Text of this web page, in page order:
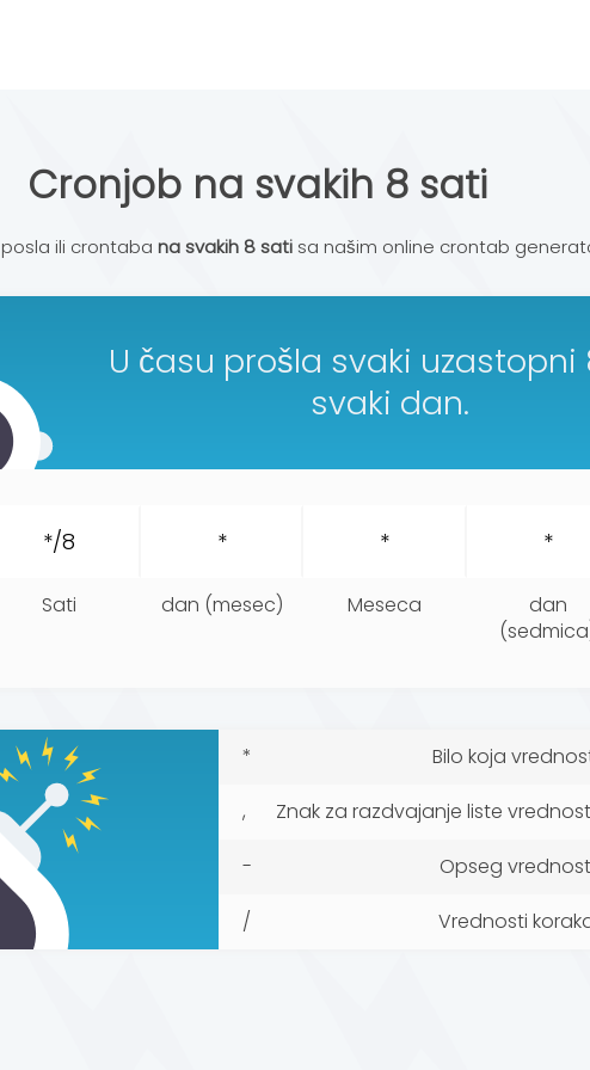
Cronjob na svakih 8 sati
ili crontaba na svakih 8 satisa našim online crontab
U času prošla svaki uzastopni
svaki dan.
Sati dan (mesec) Meseca
dan
*
Bilo koja
,
Znak za razdvajanje liste
-
Opseg
/
Vrednosti